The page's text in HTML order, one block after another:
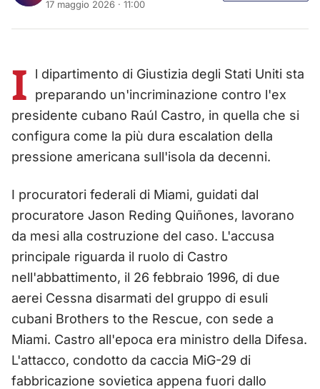
17 maggio 2026 · 11:00
I
l dipartimento di Giustizia degli Stati Uniti sta
preparando un'incriminazione contro l'ex
presidente cubano Raúl Castro, in quella che si
configura come la più dura escalation della
pressione americana sull'isola da decenni.
I procuratori federali di Miami, guidati dal
procuratore Jason Reding Quiñones, lavorano
da mesi alla costruzione del caso. L'accusa
principale riguarda il ruolo di Castro
nell'abbattimento, il 26 febbraio 1996, di due
aerei Cessna disarmati del gruppo di esuli
cubani Brothers to the Rescue, con sede a
Miami. Castro all'epoca era ministro della Difesa.
L'attacco, condotto da caccia MiG-29 di
fabbricazione sovietica appena fuori dallo